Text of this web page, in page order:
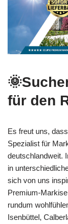
für den
Es freut uns,
Spezialist für
deutschlandweit.
in
sich von uns
Premium-
rundum
Isenbüttel,